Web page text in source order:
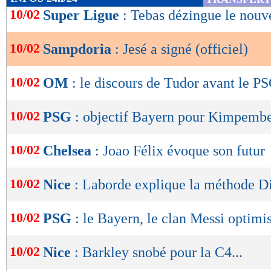
de
lecture
OK
10/02 Super Ligue : Tebas dézingue le
10/02 Sampdoria : Jesé a signé (officiel)
10/02 OM : le discours de Tudor avant le
10/02 PSG : objectif Bayern pour
10/02 Chelsea : Joao Félix évoque son futur
10/02 Nice : Laborde explique la méthode
10/02 PSG : le Bayern, le clan Messi
10/02 Nice : Barkley snobé pour la C4...